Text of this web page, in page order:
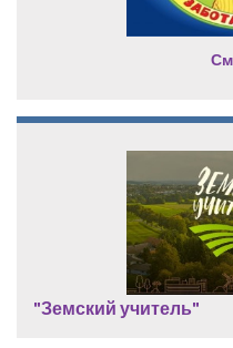
"Земский учитель"